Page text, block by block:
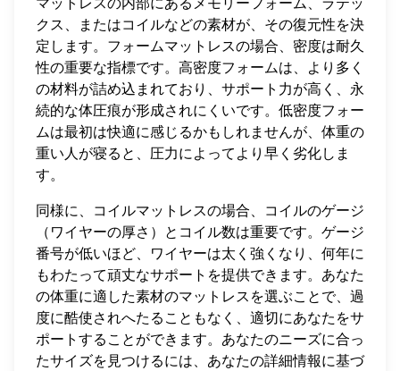
クス、またはコイルなどの素材が、その復元性を決
定します。フォームマットレスの場合、密度は耐久
性の重要な指標です。高密度フォームは、より多く
の材料が詰め込まれており、サポート力が高く、永
続的な体圧痕が形成されにくいです。低密度フォー
ムは最初は快適に感じるかもしれませんが、体重の
重い人が寝ると、圧力によってより早く劣化しま
す。
同様に、コイルマットレスの場合、コイルのゲージ
（ワイヤーの厚さ）とコイル数は重要です。ゲージ
番号が低いほど、ワイヤーは太く強くなり、何年に
もわたって頑丈なサポートを提供できます。あなた
の体重に適した素材のマットレスを選ぶことで、過
度に酷使されへたることもなく、適切にあなたをサ
ポートすることができます。あなたのニーズに合っ
たサイズを見つけるには、あなたの詳細情報に基づ